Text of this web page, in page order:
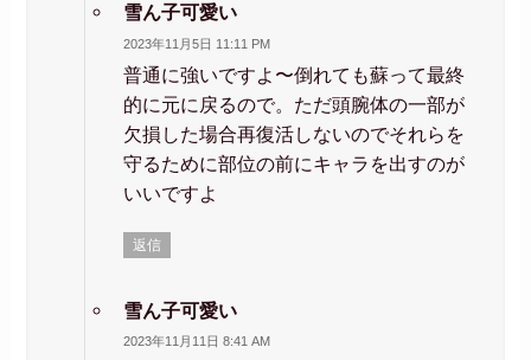
雪ん子可愛い
2023年11月5日 11:11 PM
普通に強いですよ〜倒れても蘇って最終
的に元に戻るので。ただ頭腕体の一部が
欠損した場合再復活しないのでそれらを
守るために部位の前にキャラを出すのが
いいですよ
返信
雪ん子可愛い
2023年11月11日 8:41 AM